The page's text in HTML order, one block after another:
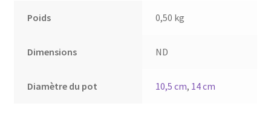
Poids 0,50 kg
Dimensions ND
Diamètre du pot 10,5 cm, 14 cm